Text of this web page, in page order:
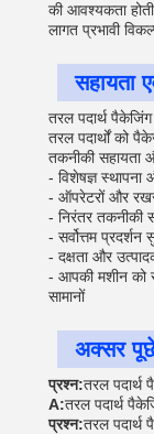
की आवश्यकता
लागत प्रभावी
सहायता
तरल पदार्थ
तरल पदार्थों को
तकनीकी सहायता
- विशेषज्ञ स्थापना
- ऑपरेटरों और
- निरंतर तकनीकी
- सर्वोत्तम
- दक्षता और
- आपकी मशीन को
सामानों
अक्सर
प्रश्न:तरल पदार्थ
A:तरल पदार्थ
प्रश्न:तरल पदार्थ